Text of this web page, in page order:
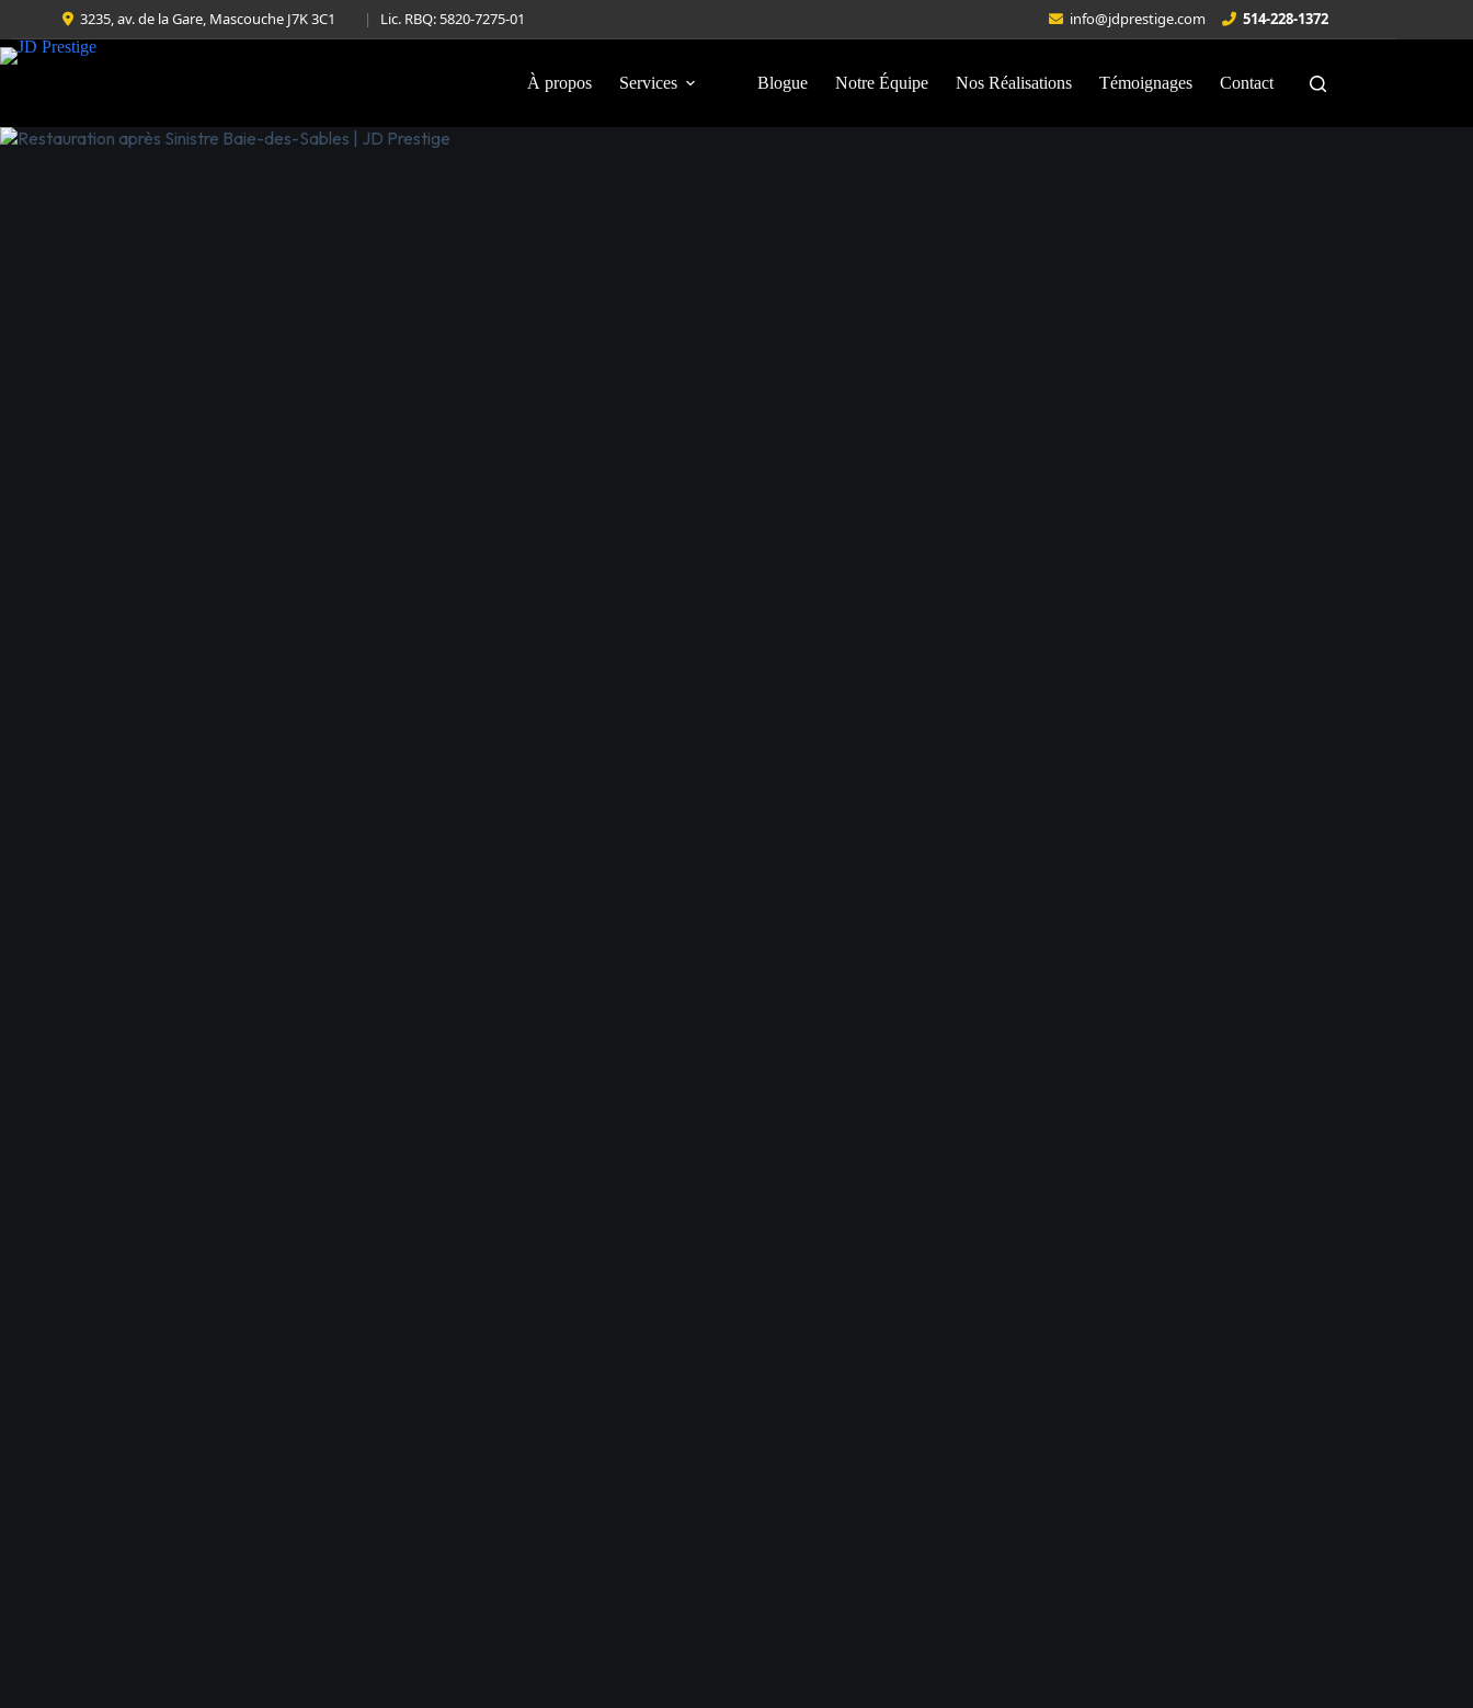
3235, av. de la Gare, Mascouche J7K 3C1 | Lic. RBQ: 5820-7275-01 info@jdprestige.com 514-228-1372
À propos Services Blogue Notre Équipe Nos Réalisations Témoignages Contact